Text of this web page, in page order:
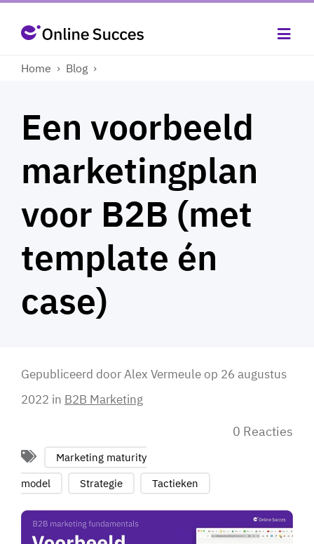
Home › Blog ›
Een voorbeeld
marketingplan
voor B2B (met
template én
case)
Gepubliceerd doorAlex Vermeuleop 26 augustus
2022 in B2B Marketing
0 Reacties
Marketing maturity
model
Strategie Tactieken